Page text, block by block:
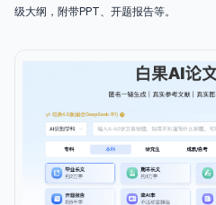
级大纲，附带PPT、开题报告等。